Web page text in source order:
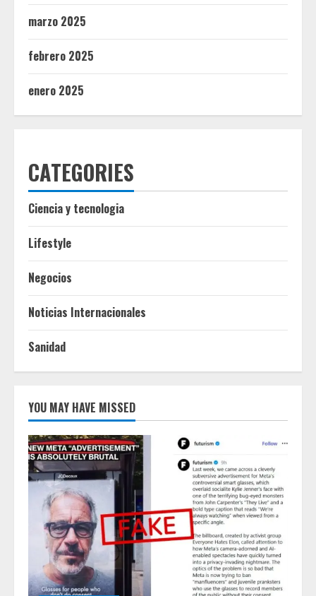
marzo 2025
febrero 2025
enero 2025
CATEGORIES
Ciencia y tecnologia
Lifestyle
Negocios
Noticias Internacionales
Sanidad
YOU MAY HAVE MISSED